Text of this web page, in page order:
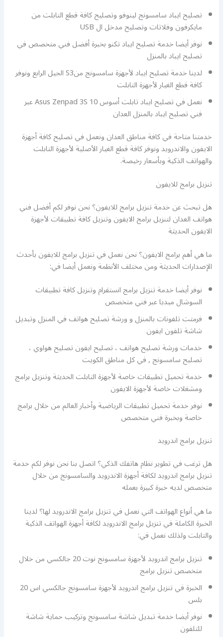
تصليح ايباد سامسونج لينوفو وتصليح كافة قطع التابلت من
مايكرفون وفلاتات وتصليح مدخل ال USB
نوفر أيضا خدمة تصليح ايباد تكنو بخبرة أفضل فني متخصص في
تصليح ايباد بالمنزل
لدينا خدمة تصليح ايباد لأجهزة سامسونج منS3 الجيل الرابع ونوفر
كافة قطع الغيار لأجهزة التابلت
نعمل في تصليح ايباد تابلت أسوس Asus Zenpad 3S 10 عبر
فني تصليح ايباد بالمنزل العدان
خدمتنا متاحة في كافة مناطق العدان ونعمل في تصليح كافة أجهزة
الايفون والاندرويد ونوفر كافة قطع الغيار الأصلية لأجهزة التابلت
والهواتف الذكية وبأسعار رخيصة.
تنزيل برامج للايفون
هل تبحث عن خدمة تنزيل برامج للايفون؟ نحن نوفر لكم أفضل فني
هواتف العدان لتنزيل برامج الايفون وتنزيل كافة تطبيقات لأجهزة
الايفون الحديثة
ما هي أهم برامج الايفون؟ نحن نعمل في تنزيل برامج للايفون بأحدث
الإصدارات الحديثة ومن مختلف الأنظمة ونعمل أيضا في:
نوفر أيضا خدمة تنزيل برامج انستقرام وتنزيل كافة تطبيقات
السوشال ميديا عبر فني متخصص
فرمتت تلفونات بالمنزل و ورشة تصليح هواتف في المنزل وتبديل
شاشة تلفون ايفون
خدمات ورشة تصليح هواتف ، تصليح ايفون تصليح هواوي ،
تصليح سامسونج , في كل مناطق الكويت
خدمة تحميل تطبيقات خاصة لأجهزة التابلت الحديثة وتنزيل برامج
ومشغلات خاصة لأجهزة الايفون
نوفر خدمة تحميل تطبيقات الرياضية وأخبار العالم من خلال برامج
خاصة وبخبرة فني متخصص
تنزيل برامج اندرويد
هل ترغب في تطوير نظام هاتفك الذكي؟ اتصل بنا نحن نوفر لكم خدمة
تنزيل برامج اندرويد لكافة أجهزة الاندرويد والسامسونج من خلال
متخصص لديه خبرة كبيرة بعمله
ما هي أنواع الهواتف التي نعمل في تنزيل برامج الاندرويد لها؟ لدينا
الخبرة الكاملة في تنزيل برامج الاندرويد لكافة أجهزة الهواتف الذكية
والتابلت ولذلك نعمل في:
تنزيل برامج اندرويد لأجهزة سامسونج نوت 20 جالكسي من خلال
متخصص تنزيل برامج
الخبرة في تنزيل برامج اندرويد لأجهزة سامسونج جالكسي اس 20
بلس
نوفر أيضا خدمة تبديل شاشة سامسونج وتركيب حماية شاشة
للتلفون